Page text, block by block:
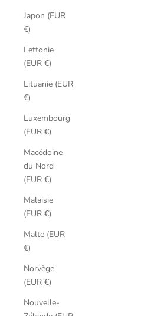
Japon (EUR
€)
Lettonie
(EUR €)
Lituanie (EUR
€)
Luxembourg
(EUR €)
Macédoine
du Nord
(EUR €)
Malaisie
(EUR €)
Malte (EUR
€)
Norvège
(EUR €)
Nouvelle-